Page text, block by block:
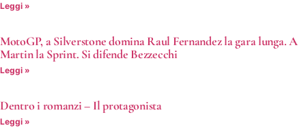
Leggi »
MotoGP, a Silverstone domina Raul Fernandez la gara lunga. A
Martin la Sprint. Si difende Bezzecchi
Leggi »
Dentro i romanzi – Il protagonista
Leggi »